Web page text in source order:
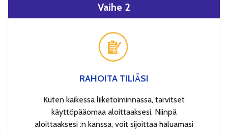
Vaihe 2
RAHOITA TILIÄSI
Kuten kaikessa liiketoiminnassa, tarvitset
käyttöpääomaa aloittaaksesi. Niinpä
aloittaaksesi :n kanssa, voit sijoittaa haluamasi